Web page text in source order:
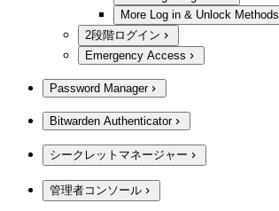
More Log in & Unlock Methods
2段階ログイン
Emergency Access
Password Manager
Bitwarden Authenticator
シークレットマネージャー
管理者コンソール